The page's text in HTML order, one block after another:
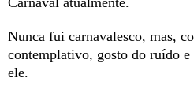
Nunca fui carnavalesco, mas,
contemplativo, gosto do ruído
ele.